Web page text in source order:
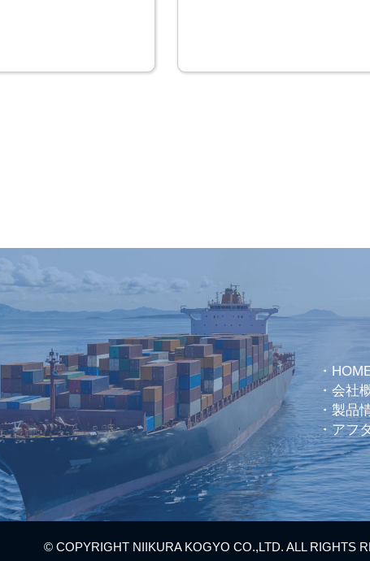
・
・ 会社
・ 製品
・アフ
© COPYRIGHT NIIKURA KOGYO CO.,LTD. ALL RIGHTS